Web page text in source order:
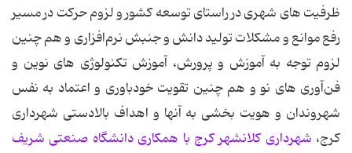
ظرفیت های شهری در راستای توسعه کشور و لزوم حرکت در مسیر
رفع موانع و مشکلات تولید دانش و جنبش نرم‌افزاری و هم چنین
لزوم توجه به آموزش و پرورش، آموزش تکنولوژی های نوین و
فن‌آوری های نو و هم چنین تقویت خودباوری و اعتماد به نفس
شهروندان و هویت بخشی به آنها و اهداف بالادستی شهرداری
کرج، شهرداری کلانشهر کرج با همکاری دانشگاه صنعتی شریف